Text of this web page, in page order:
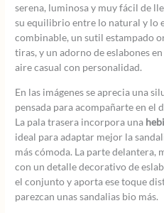
serena, luminosa y muy fácil de
su equilibrio entre lo natural y lo
combinable, un sutil estampado
tiras, y un adorno de eslabones
aire casual con personalidad.
En las imágenes se aprecia una
pensada para acompañarte en el
La pala trasera incorpora una
ideal para adaptar mejor la
más cómoda. La parte delantera,
con un detalle decorativo de
el conjunto y aporta ese toque
parezcan unas sandalias bio más.